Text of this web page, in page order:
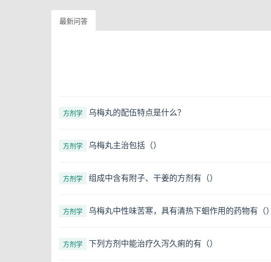
最新问答
方剂学 乌梅丸的配伍特点是什么？
方剂学 乌梅丸主治包括（）
方剂学 组成中含有附子、干姜的方剂有（）
方剂学 乌梅丸中性味苦寒，具有清热下蛔作用的药物有（）
方剂学 下列方剂中能治疗久泻久痢的有（）